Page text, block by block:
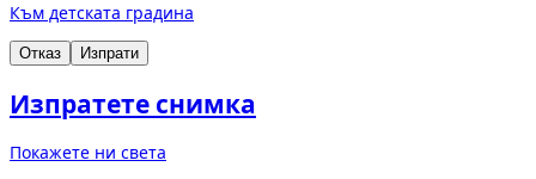
Към детската градина
Отказ Изпрати
Изпратете снимка
Покажете ни света